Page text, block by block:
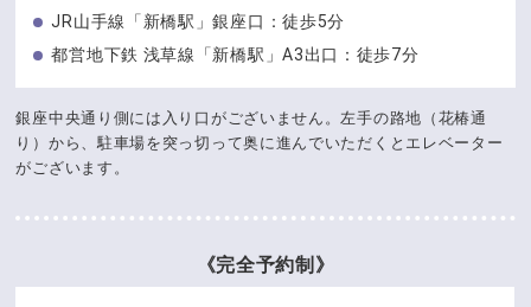
JR山手線「新橋駅」銀座口：徒歩5分
都営地下鉄 浅草線「新橋駅」A3出口：徒歩7分
銀座中央通り側には入り口がございません。左手の路地（花椿通
り）から、駐車場を突っ切って奥に進んでいただくとエレベーター
がございます。
《完全予約制》